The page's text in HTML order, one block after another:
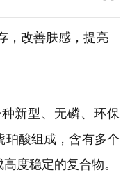
，改善肤感，提亮
新型、无磷、环保
珀酸组成，含有多个
度稳定的复合物。